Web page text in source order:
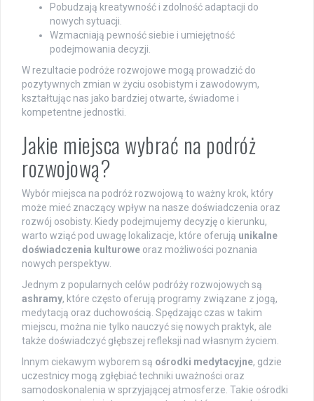
Pobudzają kreatywność i zdolność adaptacji do
nowych sytuacji.
Wzmacniają pewność siebie i umiejętność
podejmowania decyzji.
W rezultacie podróże rozwojowe mogą prowadzić do
pozytywnych zmian w życiu osobistym i zawodowym,
kształtując nas jako bardziej otwarte, świadome i
kompetentne jednostki.
Jakie miejsca wybrać na podróż
rozwojową?
Wybór miejsca na podróż rozwojową to ważny krok, który
może mieć znaczący wpływ na nasze doświadczenia oraz
rozwój osobisty. Kiedy podejmujemy decyzję o kierunku,
warto wziąć pod uwagę lokalizacje, które oferują unikalne
doświadczenia kulturowe oraz możliwości poznania
nowych perspektyw.
Jednym z popularnych celów podróży rozwojowych są
ashramy, które często oferują programy związane z jogą,
medytacją oraz duchowością. Spędzając czas w takim
miejscu, można nie tylko nauczyć się nowych praktyk, ale
także doświadczyć głębszej refleksji nad własnym życiem.
Innym ciekawym wyborem są ośrodki medytacyjne, gdzie
uczestnicy mogą zgłębiać techniki uważności oraz
samodoskonalenia w sprzyjającej atmosferze. Takie ośrodki